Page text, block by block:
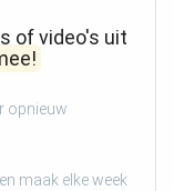
of video's uit
opnieuw
maak elke week